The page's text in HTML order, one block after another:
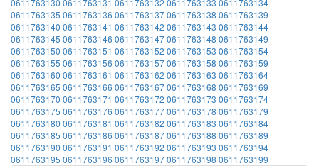
0611763130 0611763131 0611763132 0611763133 0611763134
0611763135 0611763136 06117631370611763138 0611763139
0611763140 0611763141 0611763142 0611763143 0611763144
0611763145 0611763146 06117631470611763148 0611763149
0611763150 0611763151 0611763152 0611763153 0611763154
0611763155 0611763156 06117631570611763158 0611763159
0611763160 0611763161 0611763162 0611763163 0611763164
0611763165 0611763166 06117631670611763168 0611763169
0611763170 0611763171 0611763172 0611763173 0611763174
0611763175 0611763176 06117631770611763178 0611763179
0611763180 0611763181 0611763182 0611763183 0611763184
0611763185 0611763186 06117631870611763188 0611763189
0611763190 0611763191 0611763192 0611763193 0611763194
0611763195 0611763196 06117631970611763198 0611763199